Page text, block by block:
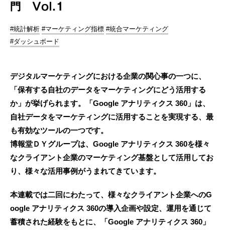
門 Vol.1
#統計解析 #マーケティング指標 #統合マーケティング
#ダッシュボード
デジタルマーケティングにおける企業の関心事の一つに、
「保有する自社のデータをマーケティングにどう活用する
か」が挙げられます。「Google アナリティクス 360」は、
自社データをマーケティングに活用することを実現する、最
も有効なツールの一つです。
博報堂ＤＹグループは、Google アナリティクス 360を様々
なクライアント企業のマーケティング基盤として活用してお
り、様々な活用事例がうまれてきています。
本連載では二回にわたって、様々なクライアント企業へのG
oogle アナリティクス 360の導入企画や設定、運用を通じて
蓄積された経験をもとに、「Google アナリティクス 360」